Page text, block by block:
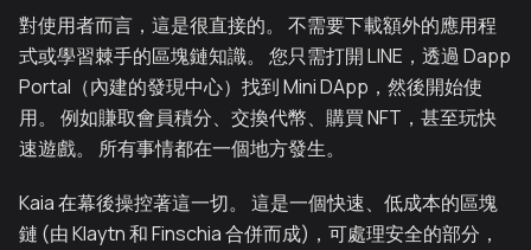
對使用者而言，這是很直接的。 不需要下載額外的應用程
式或學習棘手的區塊鏈知識。 您只需打開 LINE，透過 Dapp
Portal（內建的發現中心）找到 Mini DApp，然後開始使
用。 例如賺取會員積分、交換代幣、購買 NFT，甚至玩快
速遊戲。 所有事情都在一個地方發生。
Kaia 在幕後操控著這一切。 這是一個快速、低成本的區塊
鏈 (由 Klaytn 和 Finschia 合併而成)，可處理安全的部分，